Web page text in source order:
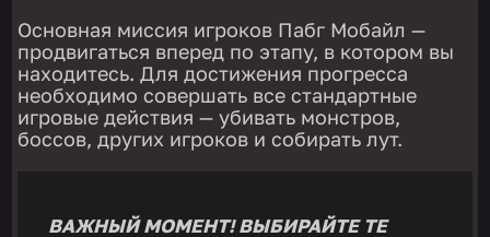
Основная миссия игроков Пабг Мобайл —
продвигаться вперед по этапу, в котором вы
находитесь. Для достижения прогресса
необходимо совершать все стандартные
игровые действия — убивать монстров,
боссов, других игроков и собирать лут.
ВАЖНЫЙ МОМЕНТ! ВЫБИРАЙТЕ ТЕ